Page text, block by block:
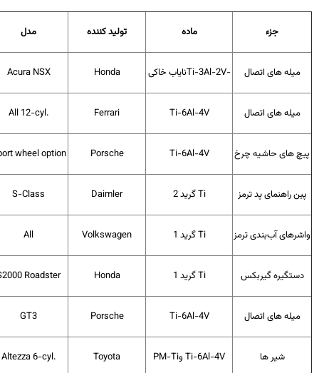
ماده تولید کننده مدل
میله های اتصال Ti-3Al-2V-نایاب خاکی Honda
Acura NSX
میله های اتصال Ti-6Al-4V
Ferrari
All 12-cyl.
های حاشیه چرخ Ti-6Al-4V
Porsche
Sport wheel option
راهنمای پد ترمز گرید 2 Daimler
S-Class
آب‌بندی ترمز گرید 1 Volkswagen
دستگیره گیربکس گرید 1 Honda
S2000 Roadster
میله های اتصال Ti-6Al-4V
Porsche
GT3
شیر ها Ti-6Al-4VوPM-Ti
Toyota
Altezza 6-cyl.